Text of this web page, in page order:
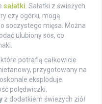
sałatki . Sałatki z świeżych
czy ogórki, mogą
soczystego mięsa. Można
ulubiony sos, co
które potrafią całkowicie
przygotowany na
eksploduje
polędwiczki.
z dodatkiem świeżych ziół